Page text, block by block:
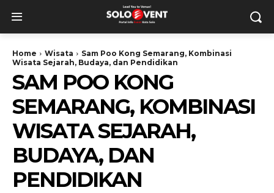
Home Wisata
Sam Poo Kong Semarang, Kombinasi
Wisata Sejarah, Budaya, dan Pendidikan
SAM POO KONG
SEMARANG, KOMBINASI
WISATA SEJARAH,
BUDAYA, DAN
PENDIDIKAN